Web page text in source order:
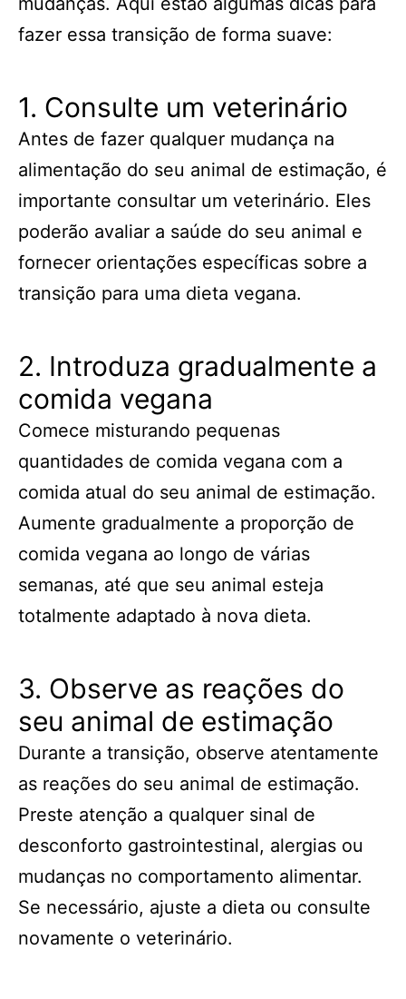
fazer essa transição de forma suave:
1. Consulte um veterinário
Antes de fazer qualquer mudança na
alimentação do seu animal de estimação, é
importante consultar um veterinário. Eles
poderão avaliar a saúde do seu animal e
fornecer orientações específicas sobre a
transição para uma dieta vegana.
2. Introduza gradualmente a
comida vegana
Comece misturando pequenas
quantidades de comida vegana com a
comida atual do seu animal de estimação.
Aumente gradualmente a proporção de
comida vegana ao longo de várias
semanas, até que seu animal esteja
totalmente adaptado à nova dieta.
3. Observe as reações do
seu animal de estimação
Durante a transição, observe atentamente
as reações do seu animal de estimação.
Preste atenção a qualquer sinal de
desconforto gastrointestinal, alergias ou
mudanças no comportamento alimentar.
Se necessário, ajuste a dieta ou consulte
novamente o veterinário.